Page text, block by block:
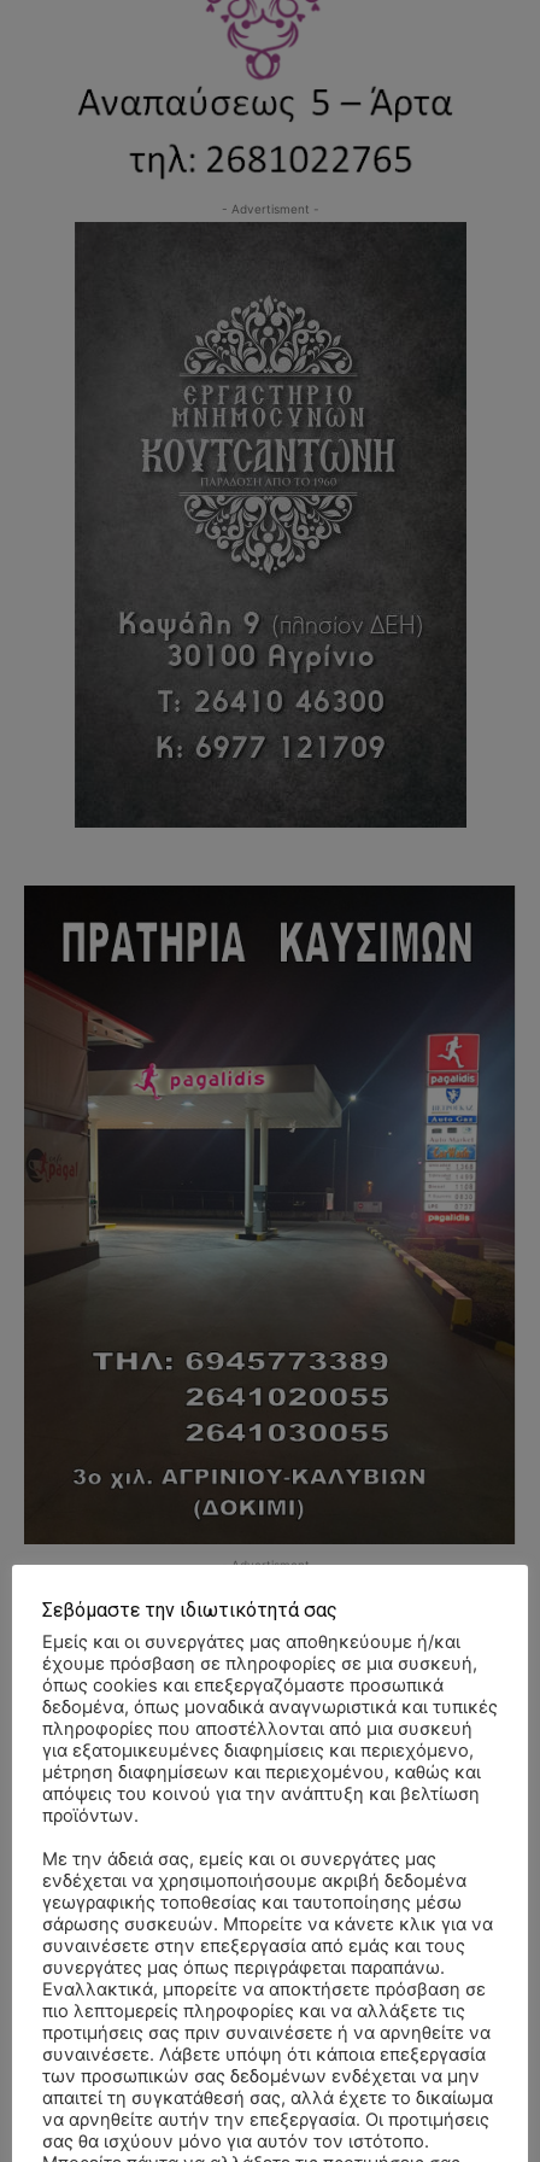
- Advertisment -
- Advertisment -
ΣΥΛΛΥΠΗΤΗΡΙΑ ΜΗΝΥΜΑΤΑ
Αλέξανδρος ΣέρβοςεπίΚΗΔΕΙΑ – ΣΑΒΒΑΤΟ 25/7/2026 –
ΧΑΡΑΛΑΜΠΟΣ ΚΑΥΚΙΑΣ ΕΤΩΝ 57
ΧΡΙΣΤΙΝΑεπίΚΗΔΕΙΑ – ΤΡΙΤΗ 4/8/2026 – ΧΡΗΣΤΟΣ Α. ΠΑΛΙΟΥΡΑΣ
ΕΤΩΝ 58
Σεβόμαστε την ιδιωτικότητά σας
Εμείς και οι συνεργάτες μας αποθηκεύουμε ή/και
έχουμε πρόσβαση σε πληροφορίες σε μια συσκευή,
όπως cookies και επεξεργαζόμαστε προσωπικά
δεδομένα, όπως μοναδικά αναγνωριστικά και τυπικές
πληροφορίες που αποστέλλονται από μια συσκευή
για εξατομικευμένες διαφημίσεις και περιεχόμενο,
μέτρηση διαφημίσεων και περιεχομένου, καθώς και
απόψεις του κοινού για την ανάπτυξη και βελτίωση
προϊόντων.
Με την άδειά σας, εμείς και οι συνεργάτες μας
ενδέχεται να χρησιμοποιήσουμε ακριβή δεδομένα
γεωγραφικής τοποθεσίας και ταυτοποίησης μέσω
σάρωσης συσκευών. Μπορείτε να κάνετε κλικ για να
συναινέσετε στην επεξεργασία από εμάς και τους
συνεργάτες μας όπως περιγράφεται παραπάνω.
Εναλλακτικά, μπορείτε να αποκτήσετε πρόσβαση σε
πιο λεπτομερείς πληροφορίες και να αλλάξετε τις
προτιμήσεις σας πριν συναινέσετε ή να αρνηθείτε να
συναινέσετε. Λάβετε υπόψη ότι κάποια επεξεργασία
των προσωπικών σας δεδομένων ενδέχεται να μην
απαιτεί τη συγκατάθεσή σας, αλλά έχετε το δικαίωμα
να αρνηθείτε αυτήν την επεξεργασία. Οι προτιμήσεις
σας θα ισχύουν μόνο για αυτόν τον ιστότοπο.